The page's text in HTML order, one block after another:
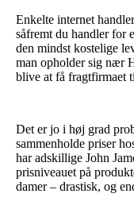
Enkelte internet
såfremt du handler for
den mindst kostelige
man opholder sig nær
blive at få fragtfirmaet
Det er jo i høj grad
sammenholde priser
har adskillige John
prisniveauet på
damer – drastisk, og